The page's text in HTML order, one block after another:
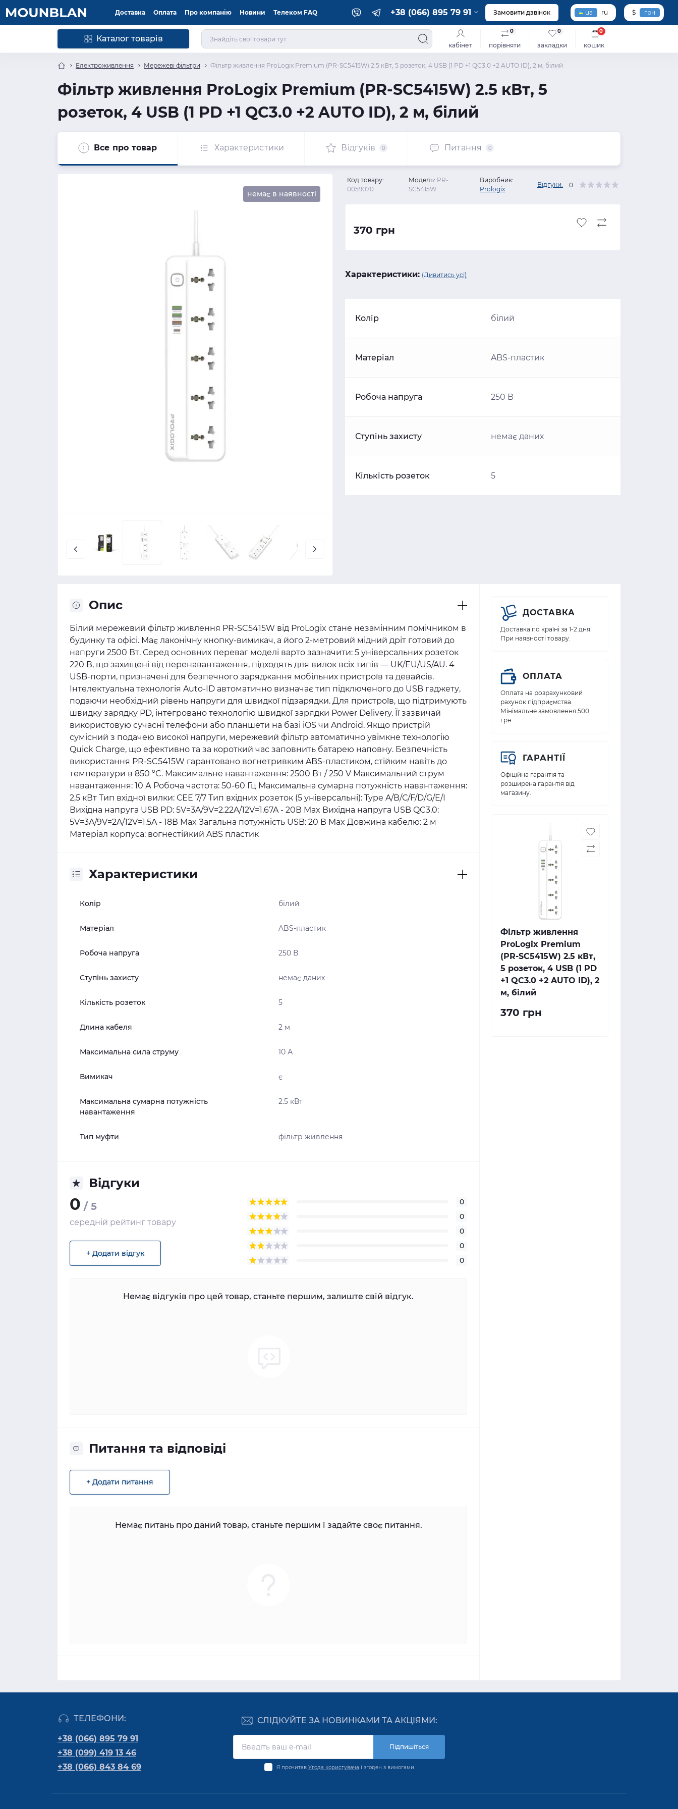
Доставка Оплата Про компанію Новини Телеком FAQ +38 (066) 895 79 91 Замовити дзвінок ua ru $ грн
Каталог товарів
кабінет порівняти
0
закладки
0
кошик
0
Електроживлення Мережеві фільтри Фільтр живлення ProLogix Premium (PR-SC5415W) 2.5 кВт, 5 розеток, 4 USB (1 PD +1 QC3.0 +2 AUTO ID), 2 м, білий
Фільтр живлення ProLogix Premium (PR-SC5415W) 2.5 кВт, 5
розеток, 4 USB (1 PD +1 QC3.0 +2 AUTO ID), 2 м, білий
Все про товар Характеристики Відгуків 0 Питання 0
немає в наявності
Код товару:
0059070
Модель: PR-
SC5415W
Виробник:
Prologix
Відгуки: 0
370 грн
Характеристики: (Дивитись усі)
Колір білий
Матеріал ABS-пластик
Робоча напруга 250 В
Ступінь захисту немає даних
Кількість розеток 5
Опис
Білий мережевий фільтр живлення PR-SC5415W від ProLogix стане незамінним помічником в
будинку та офісі. Має лаконічну кнопку-вимикач, а його 2-метровий мідний дріт готовий до
напруги 2500 Вт. Серед основних переваг моделі варто зазначити: 5 універсальних розеток
220 В, що захищені від перенавантаження, підходять для вилок всіх типів — UK/EU/US/AU. 4
USB-порти, призначені для безпечного заряджання мобільних пристроїв та девайсів.
Інтелектуальна технологія Auto-ID автоматично визначає тип підключеного до USB гаджету,
подаючи необхідний рівень напруги для швидкої підзарядки. Для пристроїв, що підтримують
швидку зарядку PD, інтегровано технологію швидкої зарядки Power Delivery. Її зазвичай
використовую сучасні телефони або планшети на базі iOS чи Android. Якщо пристрій
сумісний з подачею високої напруги, мережевий фільтр автоматично увімкне технологію
Quick Charge, що ефективно та за короткий час заповнить батарею наповну. Безпечність
використання PR-SC5415W гарантовано вогнетривким ABS-пластиком, стійким навіть до
температури в 850 °C. Максимальне навантаження: 2500 Вт / 250 V Максимальний струм
навантаження: 10 А Робоча частота: 50-60 Гц Максимальна сумарна потужність навантаження:
2,5 кВт Тип вхідної вилки: СЕЕ 7/7 Тип вхідних розеток (5 універсальні): Type A/В/С/F/D/G/E/I
Вихідна напруга USB PD: 5V=3A/9V=2.22A/12V=1.67A - 20В Max Вихідна напруга USB QC3.0:
5V=3A/9V=2A/12V=1.5A - 18В Max Загальна потужність USB: 20 В Max Довжина кабелю: 2 м
Матеріал корпуса: вогнестійкий ABS пластик
Характеристики
Колір білий
Матеріал ABS-пластик
Робоча напруга 250 В
Ступінь захисту немає даних
Кількість розеток 5
Длина кабеля 2 м
Максимальна сила струму 10 А
Вимикач є
Максимальна сумарна потужність
навантаження
2.5 кВт
Тип муфти фільтр живлення
Відгуки
0 / 5
середній рейтинг товару
+ Додати відгук
0
0
0
0
0
Немає відгуків про цей товар, станьте першим, залиште свій відгук.
Питання та відповіді
+ Додати питання
Немає питань про даний товар, станьте першим і задайте своє питання.
ДОСТАВКА
Доставка по країні за 1-2 дня.
При наявності товару.
ОПЛАТА
Оплата на розрахунковий
рахунок підприємства.
Мінімальне замовлення 500
грн.
ГАРАНТІЇ
Офіційна гарантія та
розширена гарантія від
магазину.
Фільтр живлення
ProLogix Premium
(PR-SC5415W) 2.5 кВт,
5 розеток, 4 USB (1 PD
+1 QC3.0 +2 AUTO ID), 2
м, білий
370 грн
ТЕЛЕФОНИ:
+38 (066) 895 79 91
+38 (099) 419 13 46
+38 (066) 843 84 69
СЛІДКУЙТЕ ЗА НОВИНКАМИ ТА АКЦІЯМИ:
Підпишіться
Я прочитав Угода користувача і згоден з вимогами